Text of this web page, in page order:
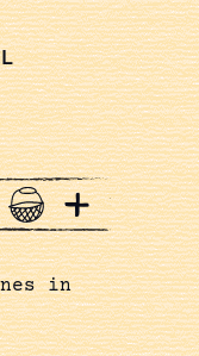
+
in